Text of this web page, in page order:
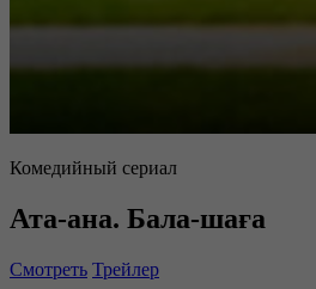
Комедийный сериал
Ата-ана. Бала-шаға
Смотреть Трейлер